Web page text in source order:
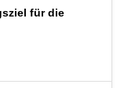
für die